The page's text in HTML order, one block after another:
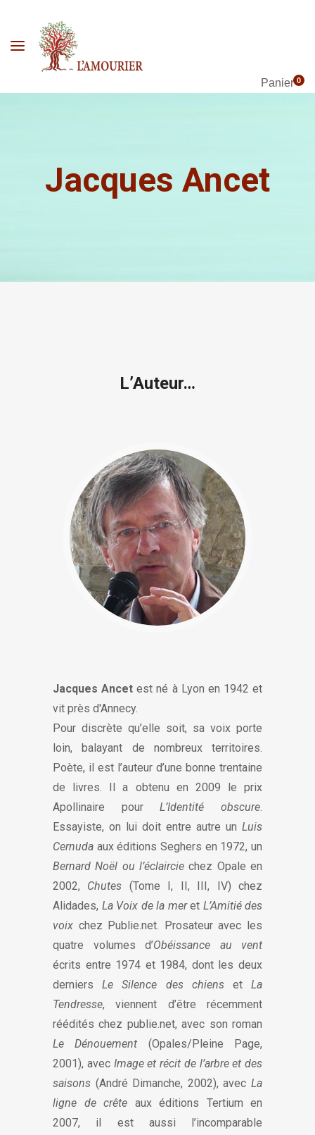
Panier0
Jacques Ancet
L’Auteur…
Jacques Ancet est né à Lyon en 1942 et
vit près d'Annecy.
Pour discrète qu’elle soit, sa voix porte
loin, balayant de nombreux territoires.
Poète, il est l’auteur d’une bonne trentaine
de livres. Il a obtenu en 2009 le prix
Apollinaire pourL’Identité obscure.
Essayiste, on lui doit entre autre un Luis
Cernuda aux éditions Seghers en 1972, un
Bernard Noël ou l’éclaircie chez Opale en
2002, Chutes (Tome I, II, III, IV) chez
Alidades, La Voix de la meret L’Amitié des
voix chez Publie.net. Prosateur avec les
quatre volumes d’Obéissance au vent
écrits entre 1974 et 1984, dont les deux
derniersLe Silence des chiensetLa
Tendresse, viennent d’être récemment
réédités chez publie.net, avec son roman
Le Dénouement (Opales/Pleine Page,
2001), avec Image et récit de l’arbre et des
saisons (André Dimanche, 2002), avec La
ligne de crête aux éditions Tertium en
2007, il est aussi l’incomparable